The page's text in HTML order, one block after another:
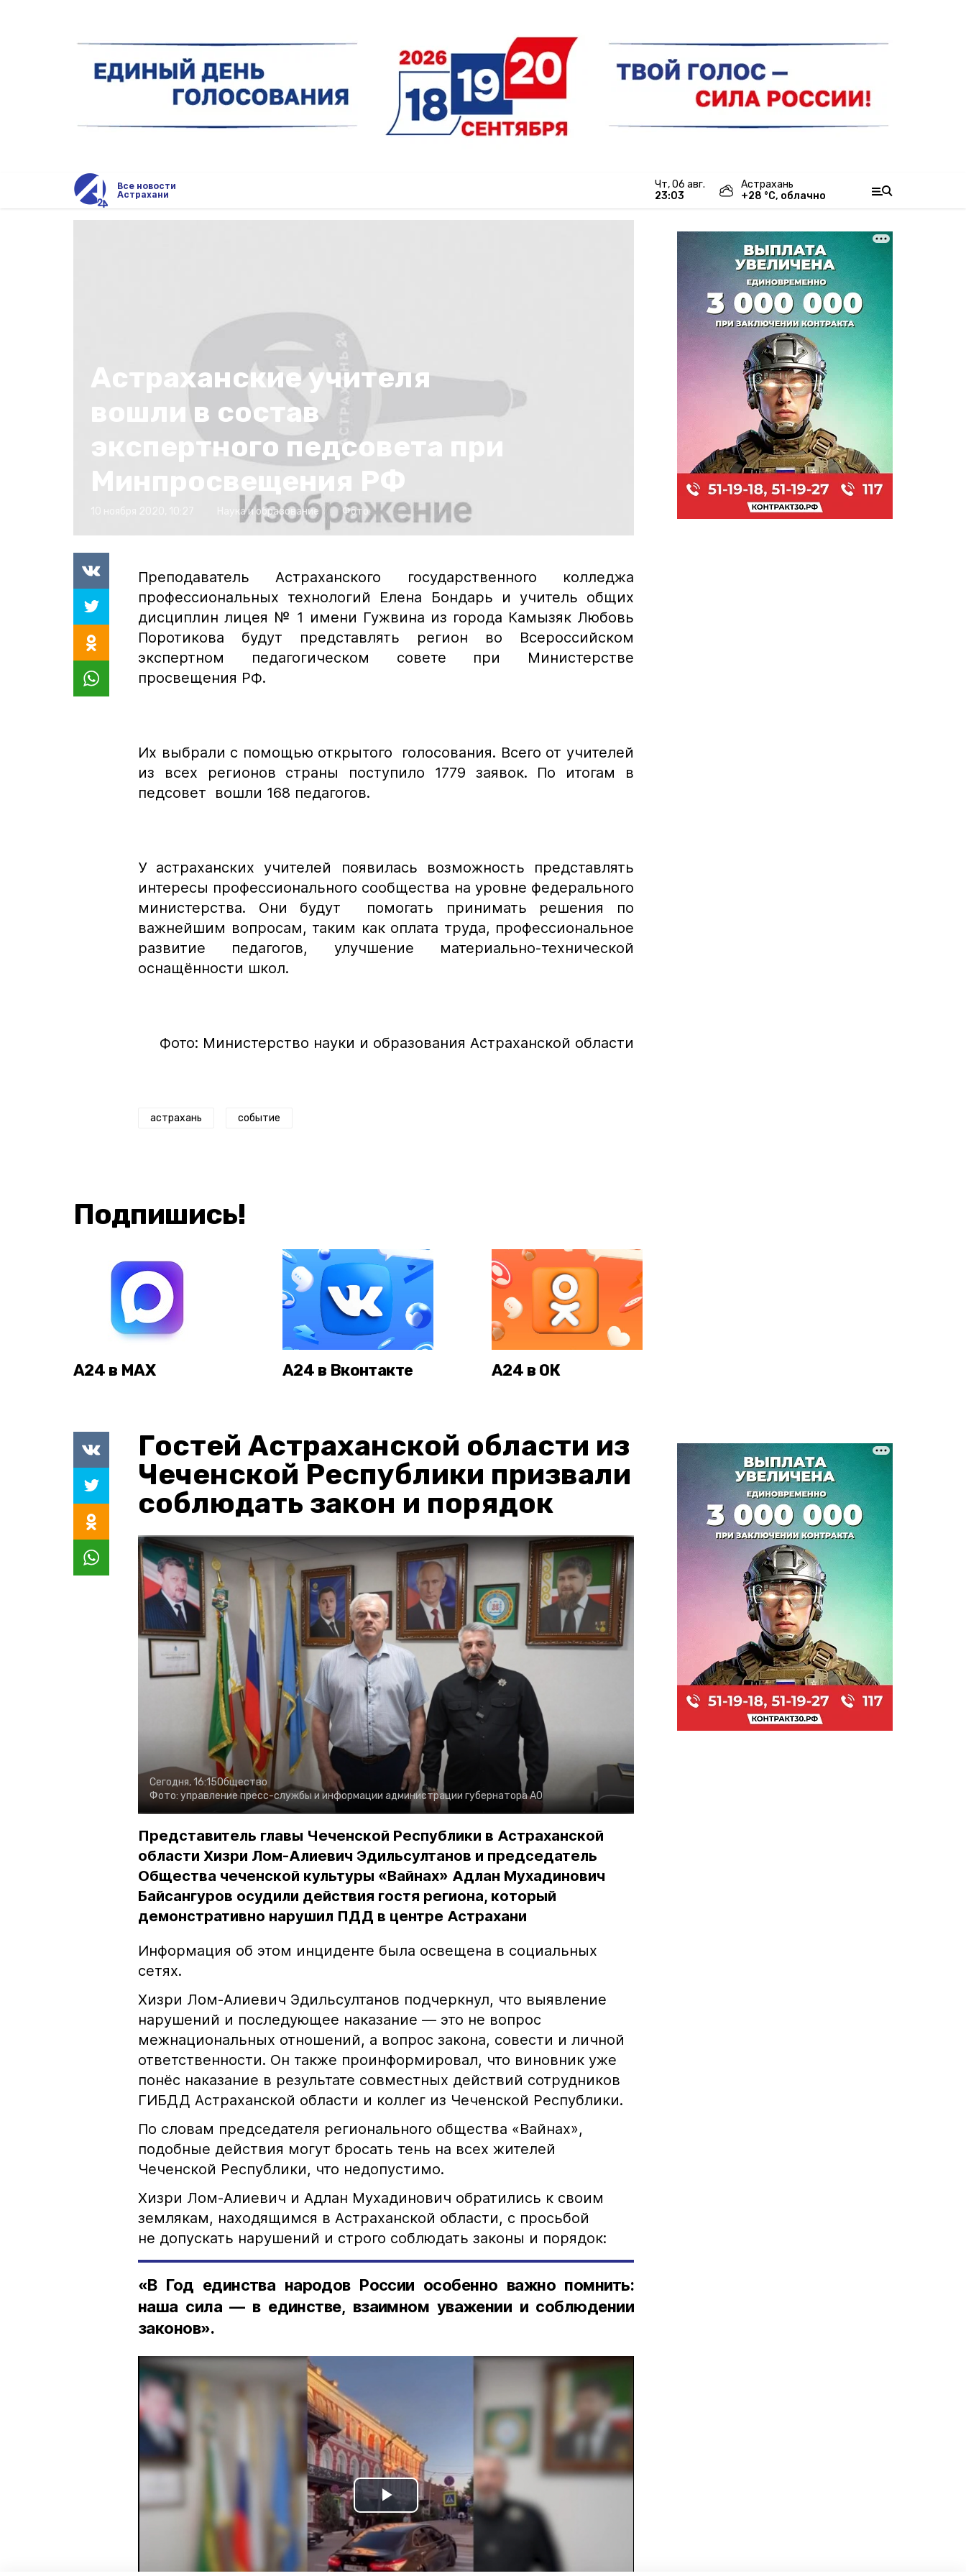
Все новости
Астрахани
чт, 06 авг.
23:03
Астрахань
+28 °С, облачно
Астраханские учителя
вошли в состав
экспертного педсовета при
Минпросвещения РФ
Наука и образование Фото:
Преподаватель Астраханского государственного колледжа
профессиональных технологий Елена Бондарь и учитель общих
дисциплин лицея № 1 имени Гужвина из города Камызяк Любовь
Поротикова будут представлять регион во Всероссийском
экспертном педагогическом совете при Министерстве
просвещения РФ.
Их выбрали с помощью открытого голосования. Всего от учителей
из всех регионов страны поступило 1779 заявок. По итогам в
педсовет вошли 168 педагогов.
У астраханских учителей появилась возможность представлять
интересы профессионального сообщества на уровне федерального
министерства. Они будут помогать принимать решения по
важнейшим вопросам, таким как оплата труда, профессиональное
развитие педагогов, улучшение материально-технической
оснащённости школ.
Фото: Министерство науки и образования Астраханской области
астрахань событие
Подпишись!
А24 в MAX А24 в Вконтакте А24 в ОК
Гостей Астраханской области из
Чеченской Республики призвали
соблюдать закон и порядок
Сегодня, 16:15Общество
Фото: управление пресс-службы и информации администрации губернатора АО
Представитель главы Чеченской Республики в Астраханской
области Хизри Лом-Алиевич Эдильсултанов и председатель
Общества чеченской культуры «Вайнах» Адлан Мухадинович
Байсангуров осудили действия гостя региона, который
демонстративно нарушил ПДД в центре Астрахани
Информация об этом инциденте была освещена в социальных
сетях.
Хизри Лом-Алиевич Эдильсултанов подчеркнул, что выявление
нарушений и последующее наказание — это не вопрос
межнациональных отношений, а вопрос закона, совести и личной
ответственности. Он также проинформировал, что виновник уже
понёс наказание в результате совместных действий сотрудников
ГИБДД Астраханской области и коллег из Чеченской Республики.
По словам председателя регионального общества «Вайнах»,
подобные действия могут бросать тень на всех жителей
Чеченской Республики, что недопустимо.
Хизри Лом-Алиевич и Адлан Мухадинович обратились к своим
землякам, находящимся в Астраханской области, с просьбой
не допускать нарушений и строго соблюдать законы и порядок:
«В Год единства народов России особенно важно помнить:
наша сила — в единстве, взаимном уважении и соблюдении
законов».
Play
Video